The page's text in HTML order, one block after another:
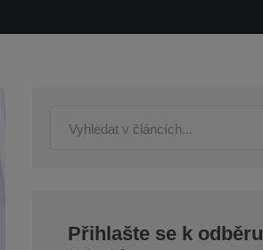
Přihlašte se k odběru